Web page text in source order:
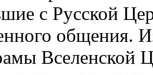
с Русской
общения.
Вселенской